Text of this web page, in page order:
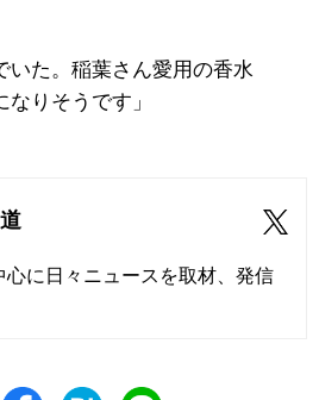
いた。稲葉さん愛用の香水
りそうです」
心に日々ニュースを取材、発信